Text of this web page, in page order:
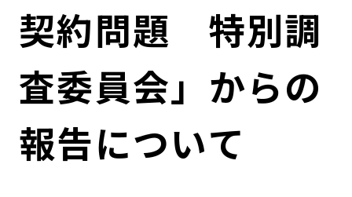
ガバナンス
関連事業
株式情報
IRカレンダー
サステナビリティマネジメント
社会
契約問題 特別調
査委員会」からの
報告について